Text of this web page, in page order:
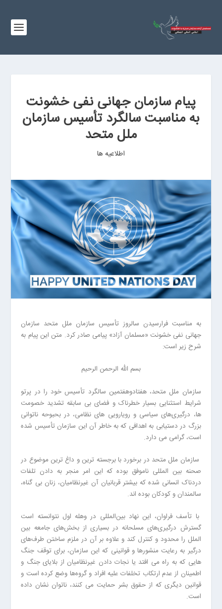
پیام سازمان جهانی نفی خشونت
به مناسبت سالگرد تأسیس سازمان
ملل متحد
اطلاعیه ها
به مناسبت فرارسیدن سالروز تأسیس سازمان ملل متحد سازمان
جهانی نفی خشونت «مسلمان آزاد» پیامی صادر کرد. متن این پیام به
شرح زیر است:
بسم الله الرحمن الرحیم
سازمان ملل متحد، هفتادوهفتمین سالگرد تأسیس خود را در پرتو
شرایط استثنایی بسیار خطرناک و فضای بی ‌سابقه تشدید خصومت
ها، درگیری‌های سیاسی و رویارویی ‌های نظامی، در بحبوحه ناتوانی
بزرگ در دستیابی به اهدافی که به خاطر آن این سازمان تأسیس شده
است، گرامی می ‌دارد.
سازمان ملل متحد در برخورد با برجسته ترین و داغ ترین موضوع در
صحنه بین المللی ناموفق بوده که این امر منجر به دادن تلفات
دردناک انسانی شده که بیشتر قربانیان آن غیرنظامیان، زنان بی گناه،
سالمندان و کودکان بوده اند.
با تأسف فراوان، این نهاد بین‌المللی در وهله اول نتوانسته است
گسترش درگیری‌های مسلحانه در بسیاری از بخش‌های جامعه بین
‌الملل را محدود و کنترل کند و علاوه بر آن در ملزم ساختن طرف‌های
درگیر به رعایت منشورها و قوانینی که این سازمان، برای توقف جنگ‌
هایی که به راه می ‌افتد یا نجات دادن غیرنظامیان از بلایای جنگ و
اطمینان از عدم ارتکاب تخلفات علیه افراد و گروه‌ها وضع کرده است و
قوانین دیگری که از حقوق بشر حمایت می ‌کنند، ناتوان نشان داده
است.